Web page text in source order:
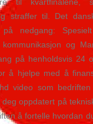
straffer til. Det
nedgang:
og
på henholdsvis 24
å hjelpe med å
video som
oppdatert på
å fortelle hvordan